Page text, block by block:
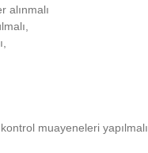
alınmalı
muayeneleri yapılmalı,